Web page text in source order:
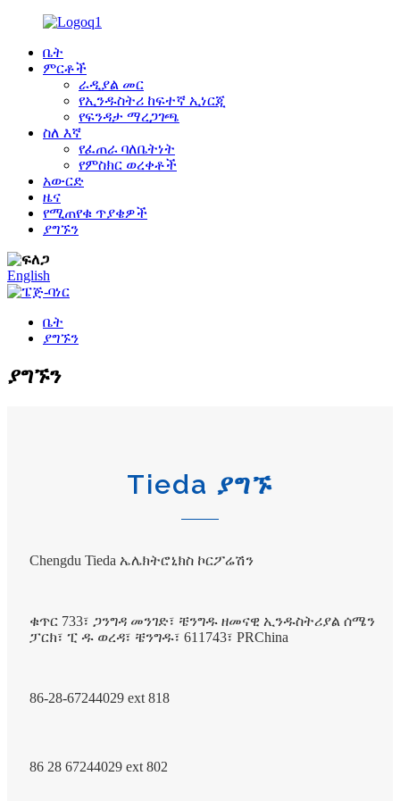
ቤት
ምርቶች
ራዲያል መር
የኢንዱስትሪ ከፍተኛ ኢነርጂ
የፍንዳታ ማረጋገጫ
ስለ እኛ
የፈጠራ ባለቤትነት
የምስክር ወረቀቶች
አውርድ
ዜና
የሚጠየቁ ጥያቄዎች
ያግኙን
English
ቤት
ያግኙን
ያግኙን
Tieda ያግኙ
Chengdu Tieda ኤሌክትሮኒክስ ኮርፖሬሽን
ቁጥር 733፣ ጋንግዳ መንገድ፣ ቼንግዱ ዘመናዊ ኢንዱስትሪያል ሰሜን
ፓርክ፣ ፒ ዱ ወረዳ፣ ቼንግዱ፣ 611743፣ PRChina
86-28-67244029 ext 818
86 28 67244029 ext 802